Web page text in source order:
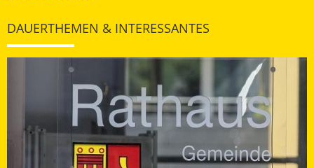
DAUERTHEMEN & INTERESSANTES